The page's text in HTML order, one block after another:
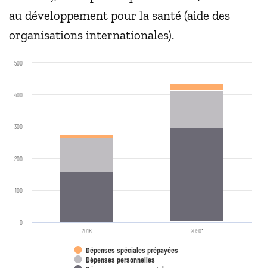
au développement pour la santé (aide des
organisations internationales).
2018 2050*
0
100
200
300
400
500
Dépenses spéciales prépayées
Dépenses personnelles